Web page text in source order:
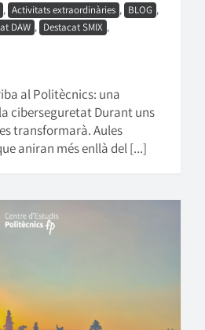
, Activitats extraordinàries , BLOG ,
DAW , Destacat SMIX ,
al Politècnics: una
ciberseguretat Durant uns
transformarà. Aules
aniran més enllà del [...]